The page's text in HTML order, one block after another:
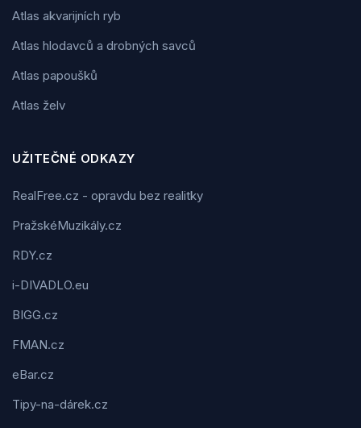
Atlas akvarijních ryb
Atlas hlodavců a drobných savců
Atlas papoušků
Atlas želv
UŽITEČNÉ ODKAZY
RealFree.cz - opravdu bez realitky
PražskéMuzikály.cz
RDY.cz
i-DIVADLO.eu
BIGG.cz
FMAN.cz
eBar.cz
Tipy-na-dárek.cz